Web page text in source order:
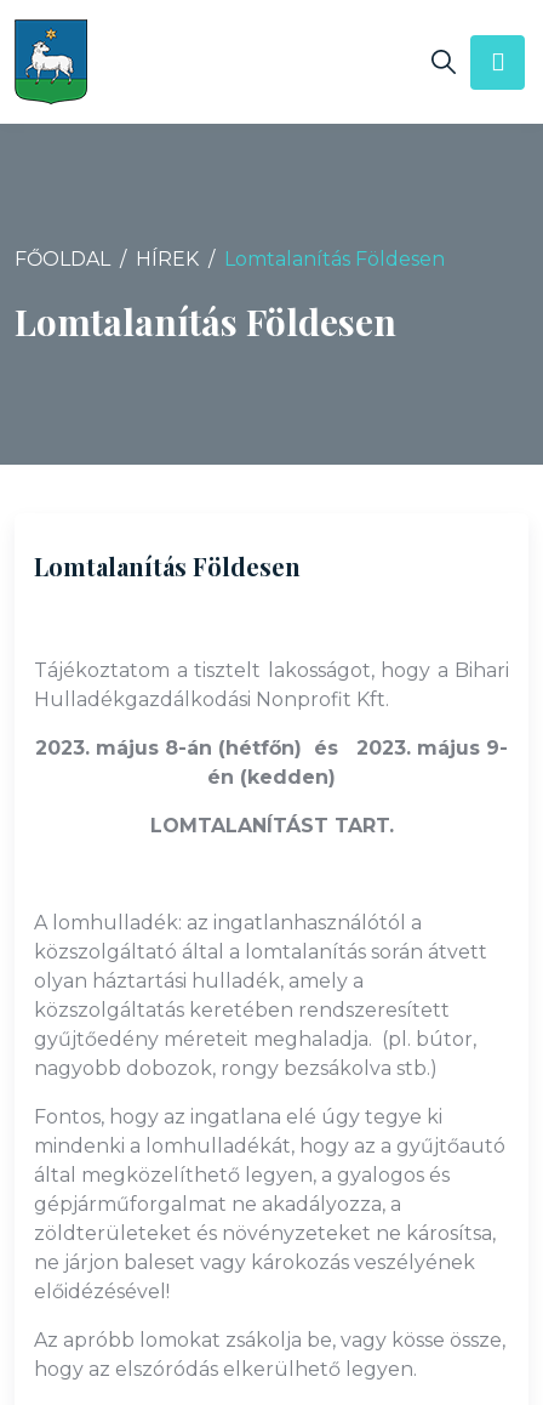
FŐOLDAL HÍREK Lomtalanítás Földesen
Lomtalanítás Földesen
Lomtalanítás Földesen
Tájékoztatom a tisztelt lakosságot, hogy a Bihari
Hulladékgazdálkodási Nonprofit Kft.
2023. május 8-án (hétfőn) és 2023. május 9-
én (kedden)
LOMTALANÍTÁST TART.
A lomhulladék: az ingatlanhasználótól a
közszolgáltató által a lomtalanítás során átvett
olyan háztartási hulladék, amely a
közszolgáltatás keretében rendszeresített
gyűjtőedény méreteit meghaladja. (pl. bútor,
nagyobb dobozok, rongy bezsákolva stb.)
Fontos, hogy az ingatlana elé úgy tegye ki
mindenki a lomhulladékát, hogy az a gyűjtőautó
által megközelíthető legyen, a gyalogos és
gépjárműforgalmat ne akadályozza, a
zöldterületeket és növényzeteket ne károsítsa,
ne járjon baleset vagy károkozás veszélyének
előidézésével!
Az apróbb lomokat zsákolja be, vagy kösse össze,
hogy az elszóródás elkerülhető legyen.